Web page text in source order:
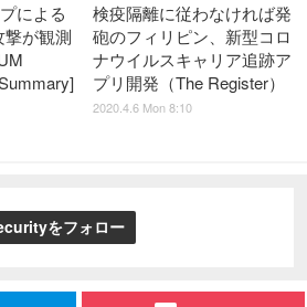
による
撃が観測
検疫隔離に従わなければ発
砲のフィリピン、新型コロ
ナウイルスキャリア追跡ア
プリ開発（The Register）
2020.4.6 Mon 8:10
をフォロー